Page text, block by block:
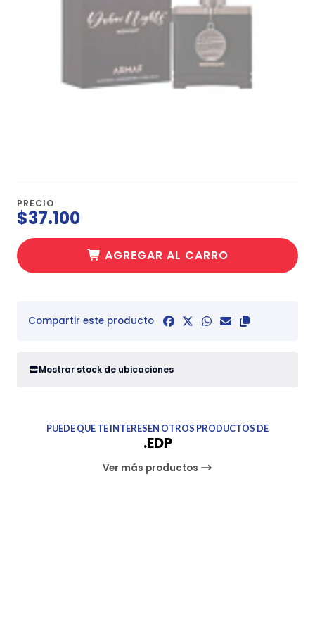
PRECIO
$37.100
AGREGAR AL CARRO
Compartir este producto
Mostrar stock de ubicaciones
PUEDE QUE TE INTERESEN OTROS PRODUCTOS DE
.EDP
Ver más productos